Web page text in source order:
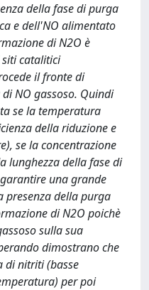
della fase di purga
e dell'NO alimentato
di N2O è
catalitici
il fronte di
NO gassoso. Quindi
se la temperatura
della riduzione e
se la concentrazione
lunghezza della fase di
una grande
presenza della purga
di N2O poichè
sulla sua
dimostrano che
di nitriti (basse
per poi